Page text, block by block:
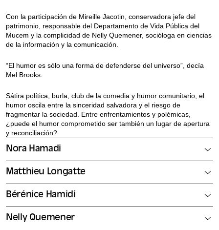
Con la participación de Mireille Jacotin, conservadora jefe del
patrimonio, responsable del Departamento de Vida Pública del
Mucem y la complicidad de Nelly Quemener, socióloga en ciencias
de la información y la comunicación.
“El humor es sólo una forma de defenderse del universo”, decía
Mel Brooks.
Sátira política, burla, club de la comedia y humor comunitario, el
humor oscila entre la sinceridad salvadora y el riesgo de
fragmentar la sociedad. Entre enfrentamientos y polémicas,
¿puede el humor comprometido ser también un lugar de apertura
y reconciliación?
Nora Hamadi
Matthieu Longatte
Bérénice Hamidi
Nelly Quemener